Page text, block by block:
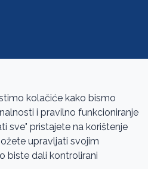
kolačiće kako bismo
i pravilno funkcioniranje
sve" pristajete na korištenje
upravljati svojim
biste dali kontrolirani